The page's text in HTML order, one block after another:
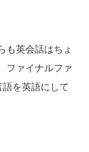
も英会話はちょ
ファイナルファ
を英語にして